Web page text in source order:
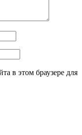
в этом браузере для